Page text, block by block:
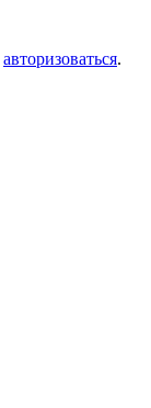
авторизоваться.